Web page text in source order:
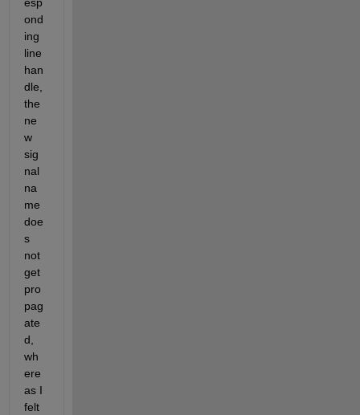
ond
ing
line
han
dle,
the
ne
w
sig
nal
na
me
doe
s
not
get
pro
pag
ate
d,
wh
ere
as I
felt